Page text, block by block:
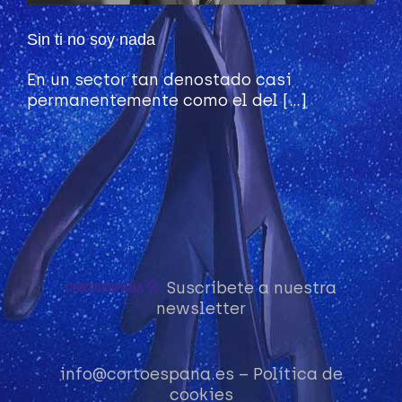
Sin ti no soy nada
En un sector tan denostado casi
permanentemente como el del [...]
Suscríbete a nuestra
newsletter
info@cortoespana.es – Política de
cookies